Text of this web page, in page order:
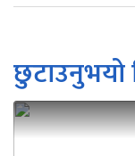
छुटाउनुभयो